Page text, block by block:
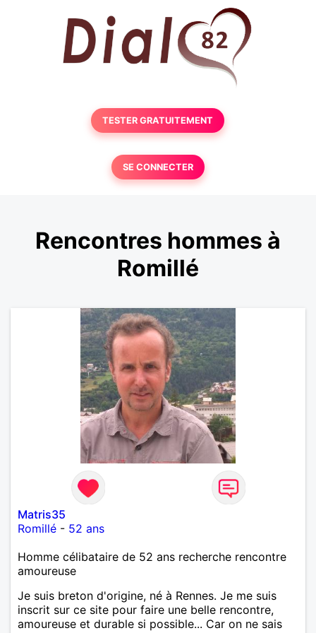
TESTER GRATUITEMENT
SE CONNECTER
Rencontres hommes à
Romillé
Matris35
Romillé - 52 ans
Homme célibataire de 52 ans recherche rencontre
amoureuse
Je suis breton d'origine, né à Rennes. Je me suis
inscrit sur ce site pour faire une belle rencontre,
amoureuse et durable si possible... Car on ne sais